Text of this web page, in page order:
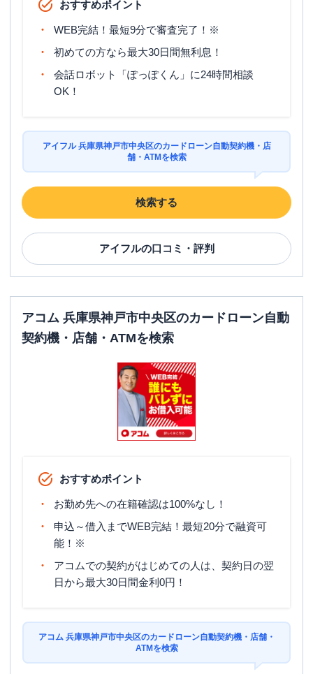
おすすめポイント
WEB完結！最短9分で審査完了！※
初めての方なら最大30日間無利息！
会話ロボット「ぽっぽくん」に24時間相談
OK！
アイフル 兵庫県神戸市中央区のカードローン自動契約機・店
舗・ATMを検索
検索する
アイフルの口コミ・評判
アコム 兵庫県神戸市中央区のカードローン自動
契約機・店舗・ATMを検索
おすすめポイント
お勤め先への在籍確認は100%なし！
申込～借入までWEB完結！最短20分で融資可
能！※
アコムでの契約がはじめての人は、契約日の翌
日から最大30日間金利0円！
アコム 兵庫県神戸市中央区のカードローン自動契約機・店舗・
ATMを検索